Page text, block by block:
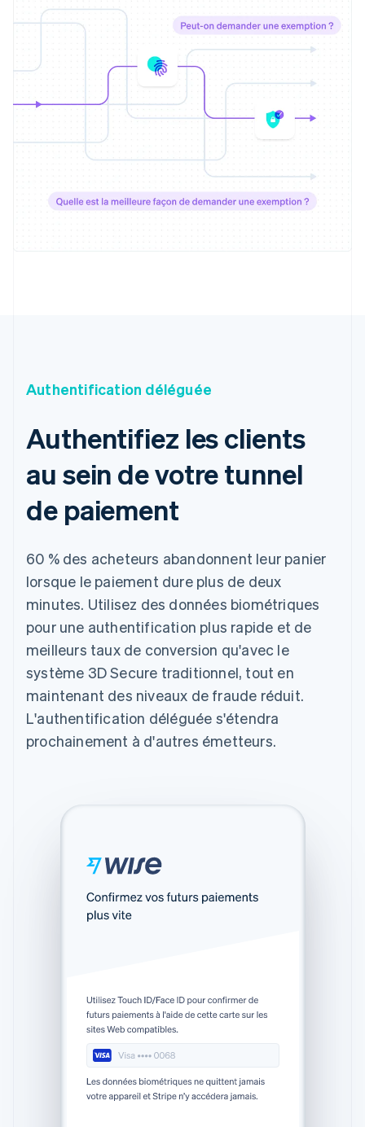
Authentification déléguée
Authentifiez les clients
au sein de votre tunnel
de paiement
60 % des acheteurs abandonnent leur panier
lorsque le paiement dure plus de deux
minutes. Utilisez des données biométriques
pour une authentification plus rapide et de
meilleurs taux de conversion qu'avec le
système 3D Secure traditionnel, tout en
maintenant des niveaux de fraude réduit.
L'authentification déléguée s'étendra
prochainement à d'autres émetteurs.